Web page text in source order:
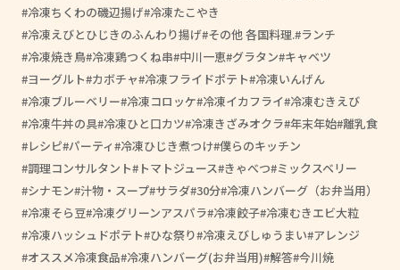
冷凍ちくわの磯辺揚げ 冷凍たこやき
冷凍えびとひじきのふんわり揚げ その他 各国料理. ランチ
冷凍焼き鳥 冷凍鶏つくね串 中川一恵 グラタン キャベツ
ヨーグルト カボチャ 冷凍フライドポテト 冷凍いんげん
冷凍ブルーベリー 冷凍コロッケ 冷凍イカフライ 冷凍むきえび
冷凍牛丼の具 冷凍ひと口カツ 冷凍きざみオクラ 年末年始 離乳食
レシピ パーティ 冷凍ひじき煮つけ 僕らのキッチン
調理コンサルタント
トマトジュース きゃべつ ミックスベリー
シナモン 汁物・スープ サラダ 30分 冷凍ハンバーグ（お弁当用）
冷凍そら豆 冷凍グリーンアスパラ 冷凍餃子 冷凍むきエビ大粒
冷凍ハッシュドポテト ひな祭り 冷凍えびしゅうまい アレンジ
オススメ冷凍食品 冷凍ハンバーグ(お弁当用) 解答 今川焼